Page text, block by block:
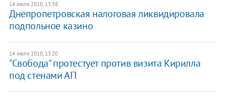
14 июля 2010, 13:38
Днепропетровская налоговая ликвидировала
подпольное казино
14 июля 2010, 13:20
"Свобода" протестует против визита Кирилла
под стенами АП